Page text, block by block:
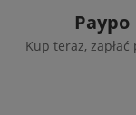
Paypo
Kup teraz, zapłać